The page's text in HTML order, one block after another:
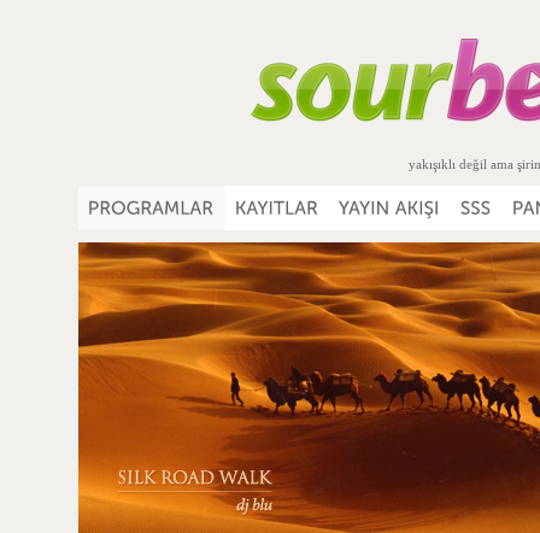
yakışıklı değil ama şirin